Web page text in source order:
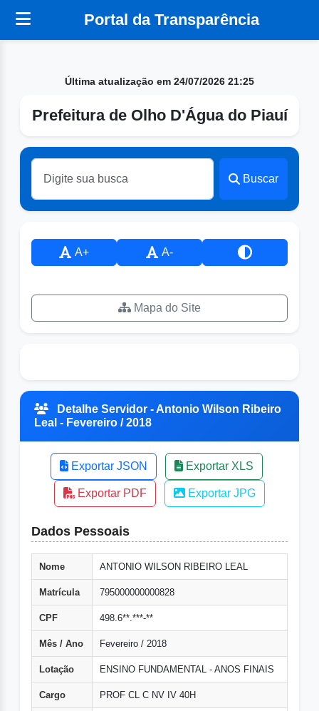
Portal da Transparência
Última atualização em 24/07/2026 21:25
Prefeitura de Olho D'Água do Piauí
Buscar
A+ A-
Mapa do Site
Detalhe Servidor - Antonio Wilson Ribeiro
Leal - Fevereiro / 2018
Exportar JSON Exportar XLS
Exportar PDF Exportar JPG
Dados Pessoais
Nome ANTONIO WILSON RIBEIRO LEAL
Matrícula 795000000000828
CPF 498.6**.***-**
Mês / Ano Fevereiro / 2018
Lotação ENSINO FUNDAMENTAL - ANOS FINAIS
Cargo PROF CL C NV IV 40H